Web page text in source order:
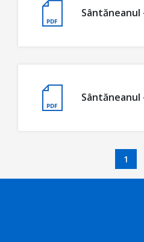
Sântăneanul
Sântăneanul
1